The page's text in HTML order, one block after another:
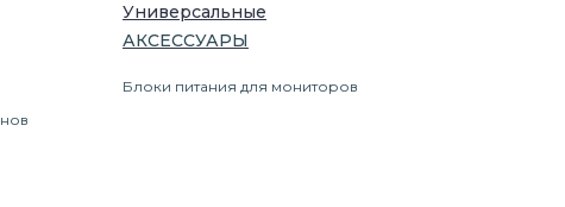
Универсальные
АКСЕССУАРЫ
Блоки питания для мониторов